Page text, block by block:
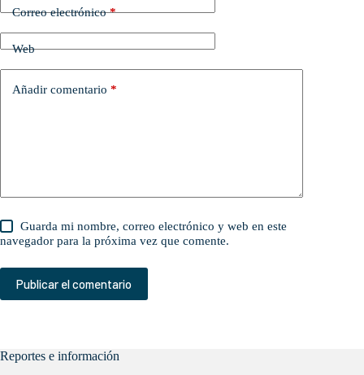
Correo electrónico*
Web
Añadir comentario *
Guarda mi nombre, correo electrónico y web en este
navegador para la próxima vez que comente.
Publicar el comentario
Reportes e información